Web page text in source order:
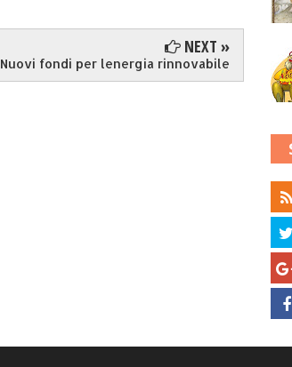
NEXT »
Nuovi fondi per lenergia rinnovabile